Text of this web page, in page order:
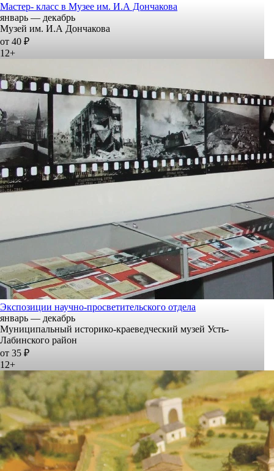
Мастер- класс в Музее им. И.А Дончакова
январь — декабрь
Музей им. И.А Дончакова
от 40 ₽
12+
Экспозиции научно-просветительского отдела
январь — декабрь
Муниципальный историко-краеведческий музей Усть-
Лабинского район
от 35 ₽
12+